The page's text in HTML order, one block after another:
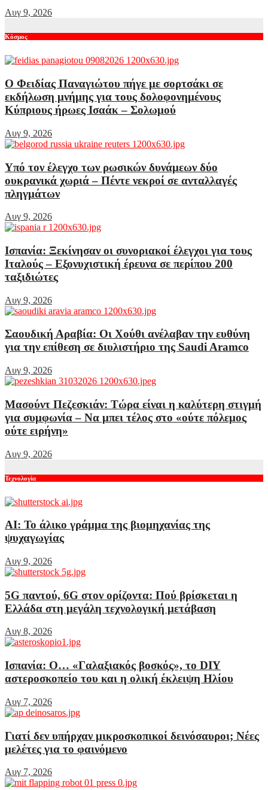
Αυγ 9, 2026
Κόσμος
Ο Φειδίας Παναγιώτου πήγε με σορτσάκι σε
εκδήλωση μνήμης για τους δολοφονημένους
Κύπριους ήρωες Ισαάκ – Σολωμού
Αυγ 9, 2026
Υπό τον έλεγχο των ρωσικών δυνάμεων δύο
ουκρανικά χωριά – Πέντε νεκροί σε ανταλλαγές
πληγμάτων
Αυγ 9, 2026
Ισπανία: Ξεκίνησαν οι συνοριακοί έλεγχοι για τους
Ιταλούς – Εξονυχιστική έρευνα σε περίπου 200
ταξιδιώτες
Αυγ 9, 2026
Σαουδική Αραβία: Οι Χούθι ανέλαβαν την ευθύνη
για την επίθεση σε διυλιστήριο της Saudi Aramco
Αυγ 9, 2026
Μασούντ Πεζεσκιάν: Τώρα είναι η καλύτερη στιγμή
για συμφωνία – Να μπει τέλος στο «ούτε πόλεμος
ούτε ειρήνη»
Αυγ 9, 2026
Τεχνολογία
AI: Το άλικο γράμμα της βιομηχανίας της
ψυχαγωγίας
Αυγ 9, 2026
5G παντού, 6G στον ορίζοντα: Πού βρίσκεται η
Ελλάδα στη μεγάλη τεχνολογική μετάβαση
Αυγ 8, 2026
Ισπανία: Ο… «Γαλαξιακός βοσκός», το DIY
αστεροσκοπείο του και η ολική έκλειψη Ηλίου
Αυγ 7, 2026
Γιατί δεν υπήρχαν μικροσκοπικοί δεινόσαυροι; Νέες
μελέτες για το φαινόμενο
Αυγ 7, 2026